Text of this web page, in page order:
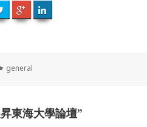
Categories
general
東海大學論壇”